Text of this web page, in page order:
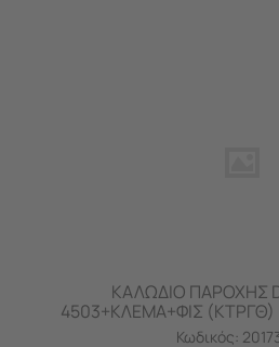
ΚΑΛΩΔΙΟ ΠΑΡΟΧΗΣ
4503+ΚΛΕΜΑ+ΦΙΣ (ΚΤΡΓΘ)
Κωδικός: